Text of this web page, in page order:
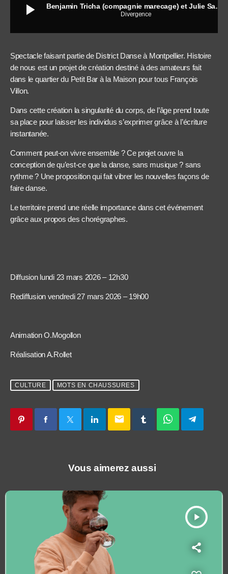
play_arrow Benjamin Tricha (compagnie marecage) et Julie Sapy (compagnie les herbes folles) - Histoire de Nous
Divergence
Spectacle faisant partie de District Danse à Montpellier. Histoire
de nous est un projet de création destiné à des amateurs fait
dans le quartier du Petit Bar à la Maison pour tous François
Villon.
Dans cette création la singularité du corps, de l’âge prend toute
sa place pour laisser les individus s’exprimer grâce à l’écriture
instantanée.
Comment peut-on vivre ensemble ? Ce projet ouvre la
conception de qu’est-ce que la danse, sans musique ? sans
rythme ? Une proposition qui fait vibrer les nouvelles façons de
faire danse.
Le territoire prend une réelle importance dans cet événement
grâce aux propos des chorégraphes.
Diffusion lundi 23 mars 2026 – 12h30
Rediffusion vendredi 27 mars 2026 – 19h00
Animation O.Mogollon
Réalisation A.Rollet
CULTURE MOTS EN CHAUSSURES
email
Vous aimerez aussi
play_arrow